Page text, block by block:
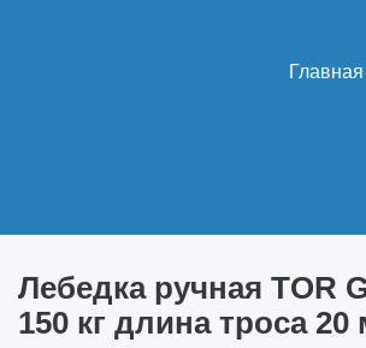
Главная
Лебедка ручная TOR
150 кг длина троса 20